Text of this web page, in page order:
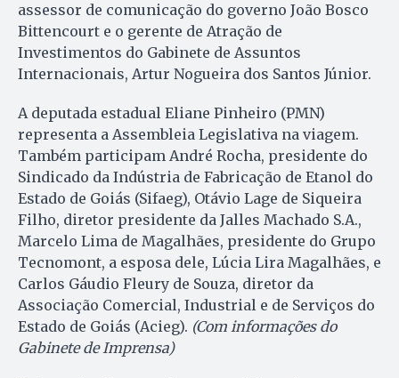
assessor de comunicação do governo João Bosco
Bittencourt e o gerente de Atração de
Investimentos do Gabinete de Assuntos
Internacionais, Artur Nogueira dos Santos Júnior.
A deputada estadual Eliane Pinheiro (PMN)
representa a Assembleia Legislativa na viagem.
Também participam André Rocha, presidente do
Sindicado da Indústria de Fabricação de Etanol do
Estado de Goiás (Sifaeg), Otávio Lage de Siqueira
Filho, diretor presidente da Jalles Machado S.A.,
Marcelo Lima de Magalhães, presidente do Grupo
Tecnomont, a esposa dele, Lúcia Lira Magalhães, e
Carlos Gáudio Fleury de Souza, diretor da
Associação Comercial, Industrial e de Serviços do
Estado de Goiás (Acieg). (Com informações do
Gabinete de Imprensa)